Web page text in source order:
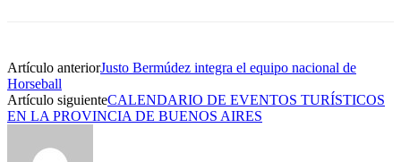
Artículo anteriorJusto Bermúdez integra el equipo nacional de
Horseball
Artículo siguienteCALENDARIO DE EVENTOS TURÍSTICOS
EN LA PROVINCIA DE BUENOS AIRES